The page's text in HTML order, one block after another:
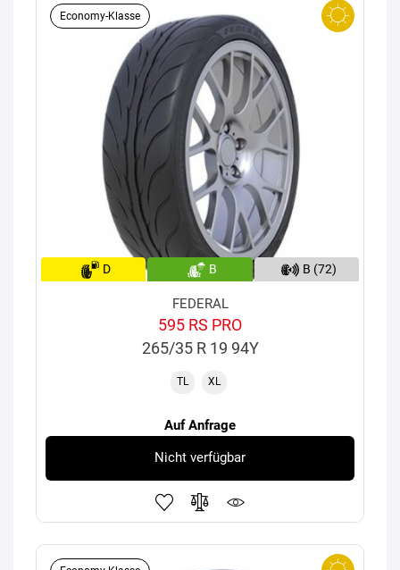
Economy-Klasse
D B B (72)
FEDERAL
595 RS PRO
265/35 R 19 94Y
TL XL
Auf Anfrage
Nicht verfügbar